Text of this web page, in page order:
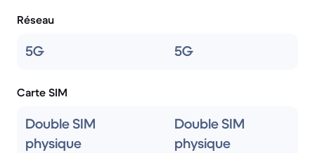
Réseau
5G 5G
Carte SIM
Double SIM
physique
Double SIM
physique